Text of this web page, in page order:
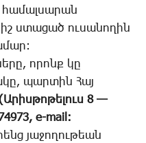
հա­մալ­սա­րան
ստա­ցած ու­սա­նո­ղին
ո­րոնք կը
պար­տին ­­Հայ
(Ա­րիս­թո­թե­լուս 8 —
e-mail:
յա­ջո­ղու­թեան